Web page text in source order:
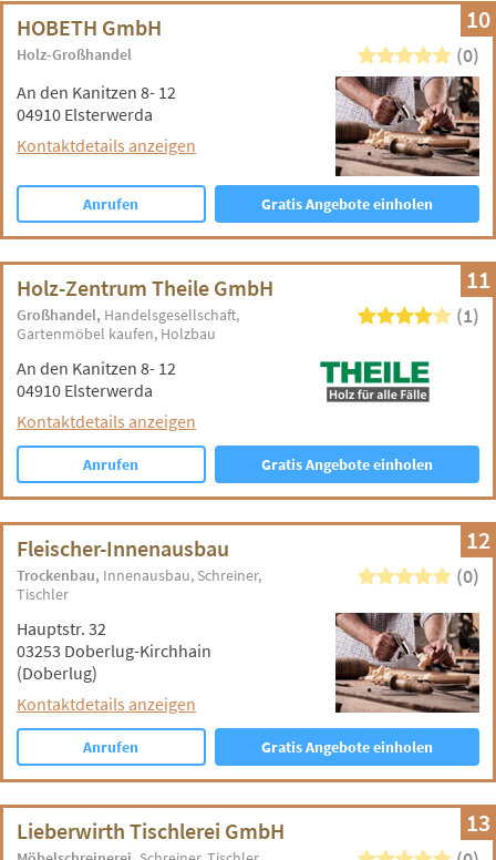
10
HOBETH GmbH
Holz-Großhandel (0)
An den Kanitzen 8- 12
04910 Elsterwerda
Kontaktdetails anzeigen
Anrufen Gratis Angebote einholen
11
Holz-Zentrum Theile GmbH
Großhandel Handelsgesellschaft
Gartenmöbel kaufen Holzbau
(1)
An den Kanitzen 8- 12
04910 Elsterwerda
Kontaktdetails anzeigen
Anrufen Gratis Angebote einholen
12
Fleischer-Innenausbau
Trockenbau Innenausbau Schreiner
Tischler
(0)
Hauptstr. 32
03253 Doberlug-Kirchhain
(Doberlug)
Kontaktdetails anzeigen
Anrufen Gratis Angebote einholen
13
Lieberwirth Tischlerei GmbH